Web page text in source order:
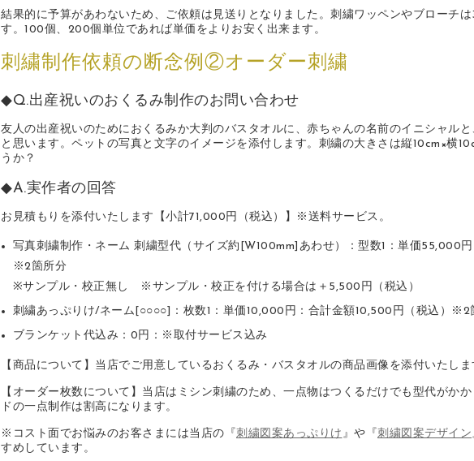
結果的に予算があわないため、ご依頼は見送りとなりました。刺繍ワッペンやブローチ
す。100個、200個単位であれば単価をよりお安く出来ます。
刺繍制作依頼の断念例②オーダー刺繍
◆Q.出産祝いのおくるみ制作のお問い合わせ
友人の出産祝いのためにおくるみか大判のバスタオルに、赤ちゃんの名前のイニシャル
と思います。ペットの写真と文字のイメージを添付します。刺繍の大きさは縦10cm×横
うか？
◆A.実作者の回答
お見積もりを添付いたします【小計71,000円（税込）】※送料サービス。
写真刺繍制作・ネーム 刺繍型代（サイズ約[W100mm]あわせ）：型数1：単価55,000
※2箇所分
※サンプル・校正無し ※サンプル・校正を付ける場合は＋5,500円（税込）
刺繍あっぷりけ/ネーム[○○○○]：枚数1：単価10,000円：合計金額10,500円（税込）※2
ブランケット代込み：0円：※取付サービス込み
【商品について】当店でご用意しているおくるみ・バスタオルの商品画像を添付いたしま
【オーダー枚数について】当店はミシン刺繍のため、一点物はつくるだけでも型代がか
ドの一点制作は割高になります。
※コスト面でお悩みのお客さまには当店の『 刺繍図案あっぷりけ 』や『 刺繍図案デザイン
すめしています。